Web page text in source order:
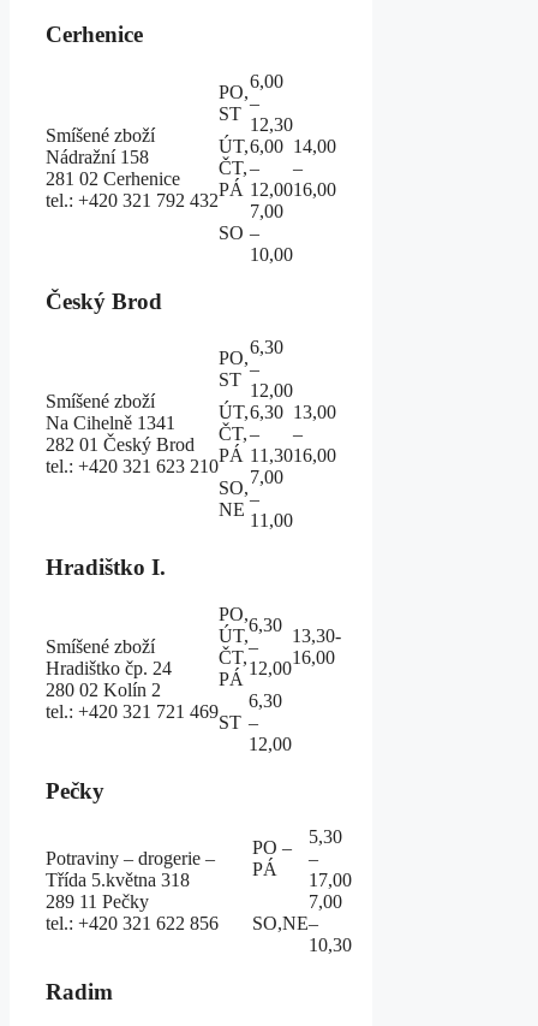
Cerhenice
Smíšené zboží
Nádražní 158
281 02 Cerhenice
tel.: +420 321 792 432
PO,
ST
6,00
–
12,30
ÚT,
ČT,
PÁ
6,00
–
12,00
14,00
–
16,00
SO
7,00
–
10,00
Český Brod
Smíšené zboží
Na Cihelně 1341
282 01 Český Brod
tel.: +420 321 623 210
PO,
ST
6,30
–
12,00
ÚT,
ČT,
PÁ
6,30
–
11,30
13,00
–
16,00
SO,
NE
7,00
–
11,00
Hradištko I.
Smíšené zboží
Hradištko čp. 24
280 02 Kolín 2
tel.: +420 321 721 469
PO,
ÚT,
ČT,
PÁ
6,30
–
12,00
13,30-
16,00
ST
6,30
–
12,00
Pečky
Potraviny – drogerie –
Třída 5.května 318
289 11 Pečky
tel.: +420 321 622 856
PO –
PÁ
5,30
–
17,00
SO,NE
7,00
–
10,30
Radim